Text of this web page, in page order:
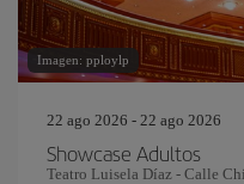
Imagen: pploylp
22 ago 2026 - 22 ago 2026
Showcase Adultos
Teatro Luisela Díaz - Calle